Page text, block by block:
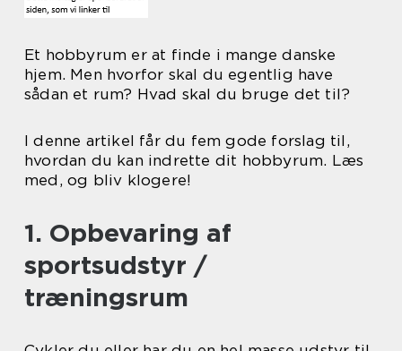
Et hobbyrum er at finde i mange danske
hjem. Men hvorfor skal du egentlig have
sådan et rum? Hvad skal du bruge det til?
I denne artikel får du fem gode forslag til,
hvordan du kan indrette dit hobbyrum. Læs
med, og bliv klogere!
1. Opbevaring af
sportsudstyr /
træningsrum